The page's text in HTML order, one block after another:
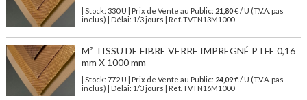
| Stock: 330 U | Prix de Vente au Public: 21,80€/ U (T.V.A. pas
inclus) | Délai: 1/3 jours | Ref. TVTN13M1000
M² TISSU DE FIBRE VERRE IMPREGNÉ PTFE 0,16
mm X 1000 mm
| Stock: 772 U | Prix de Vente au Public: 24,09€/ U (T.V.A. pas
inclus) | Délai: 1/3 jours | Ref. TVTN16M1000